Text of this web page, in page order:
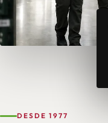
DESDE 1977